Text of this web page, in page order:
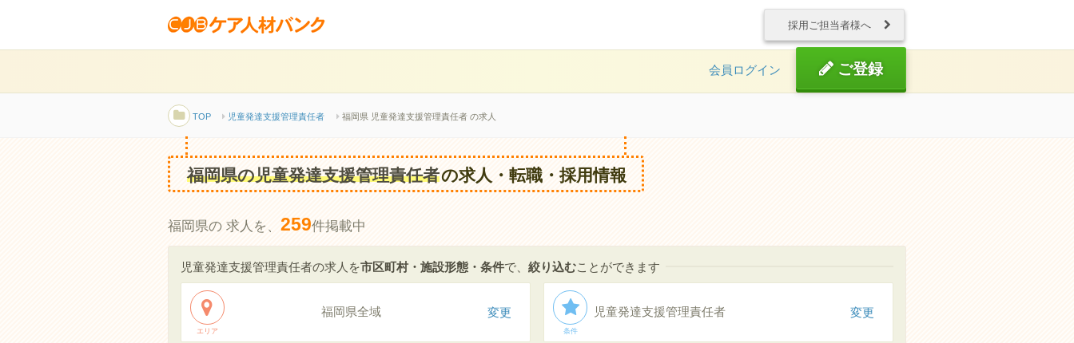
採用ご担当者様へ
会員ログイン ご登録
TOP 児童発達支援管理責任者 福岡県 児童発達支援管理責任者 の求人
福岡県の児童発達支援管理責任者の求人・転職・採用情報
福岡県の 求人を、 259件掲載中
児童発達支援管理責任者の求人を市区町村・施設形態・条件で、 絞り込むことができます
エリア
福岡県全域 変更
条件
児童発達支援管理責任者 変更